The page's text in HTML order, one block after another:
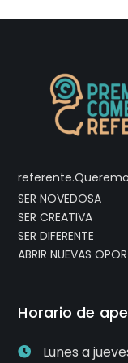
SER NOVEDOSA
SER CREATIVA
SER DIFERENTE
ABRIR NUEVAS
Horario de
Lunes a